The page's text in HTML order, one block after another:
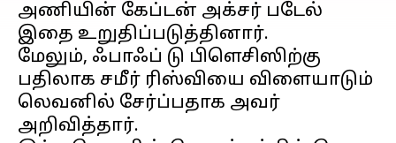
அணியின் கேப்டன் அக்சர் படேல்
இதை உறுதிப்படுத்தினார்.
மேலும், ஃபாஃப் டு பிளெசிஸிற்கு
பதிலாக சமீர் ரிஸ்வியை விளையாடும்
லெவனில் சேர்ப்பதாக அவர்
அறிவித்தார்.